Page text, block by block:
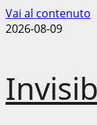
Vai al contenuto
2026-08-09